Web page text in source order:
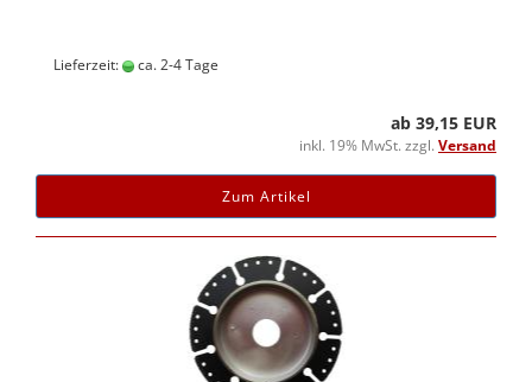
Lieferzeit: ca. 2-4 Tage
ab 39,15 EUR
inkl. 19% MwSt. zzgl. Versand
Zum Artikel